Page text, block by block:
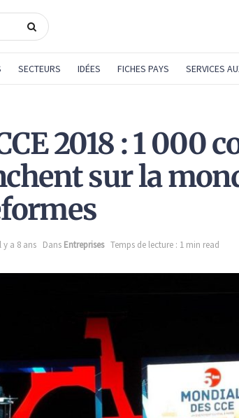
SECTEURS IDÉES FICHES PAYS SERVICES
2018 : 1 000
sur la
y a 8 ans Dans Entreprises Temps de lecture : 1 min read